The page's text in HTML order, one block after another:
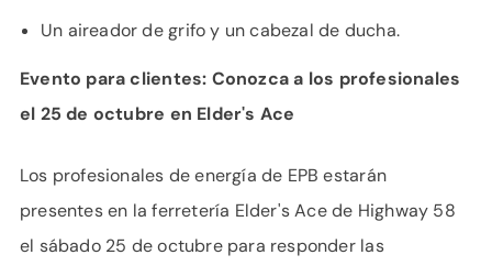
Un aireador de grifo y un cabezal de ducha.
Evento para clientes: Conozca a los profesionales
el 25 de octubre en Elder's Ace
Los profesionales de energía de EPB estarán
presentes en la ferretería Elder's Ace de Highway 58
el sábado 25 de octubre para responder las